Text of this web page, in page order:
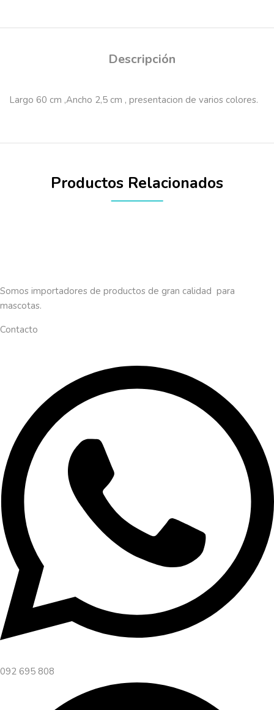
Descripción
Largo 60 cm ,Ancho 2,5 cm , presentacion de varios colores.
Productos Relacionados
Somos importadores de productos de gran calidad para
mascotas.
Contacto
092 695 808